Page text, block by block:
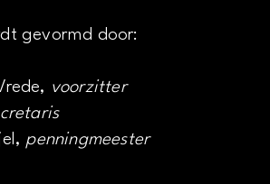
gevormd door:
voorzitter
penningmeester